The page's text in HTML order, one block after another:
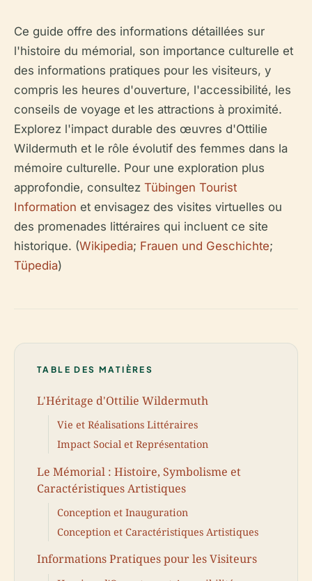
Ce guide offre des informations détaillées sur
l'histoire du mémorial, son importance culturelle et
des informations pratiques pour les visiteurs, y
compris les heures d'ouverture, l'accessibilité, les
conseils de voyage et les attractions à proximité.
Explorez l'impact durable des œuvres d'Ottilie
Wildermuth et le rôle évolutif des femmes dans la
mémoire culturelle. Pour une exploration plus
approfondie, consultez Tübingen Tourist
Information et envisagez des visites virtuelles ou
des promenades littéraires qui incluent ce site
historique. (Wikipedia; Frauen und Geschichte;
Tüpedia)
TABLE DES MATIÈRES
L'Héritage d'Ottilie Wildermuth
Vie et Réalisations Littéraires
Impact Social et Représentation
Le Mémorial : Histoire, Symbolisme et
Caractéristiques Artistiques
Conception et Inauguration
Conception et Caractéristiques Artistiques
Informations Pratiques pour les Visiteurs